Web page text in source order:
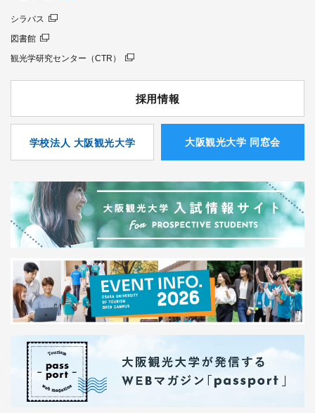
シラバス
図書館
観光学研究センター（CTR）
採用情報
学校法人 大阪観光大学 ⼤阪観光⼤学 同窓会